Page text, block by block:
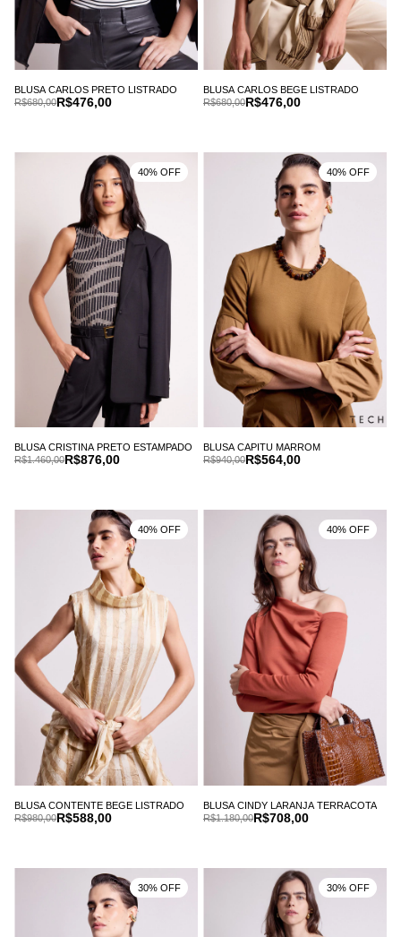
BLUSA CARLOS PRETO LISTRADO
R$476,00
R$680,00
BLUSA CARLOS BEGE LISTRADO
R$476,00
R$680,00
BLUSA CRISTINA PRETO ESTAMPADO
R$876,00
R$1.460,00
40% OFF
BLUSA CAPITU MARROM
R$564,00
R$940,00
40% OFF
BLUSA CONTENTE BEGE LISTRADO
R$588,00
R$980,00
40% OFF
BLUSA CINDY LARANJA TERRACOTA
R$708,00
R$1.180,00
40% OFF
30% OFF 30% OFF